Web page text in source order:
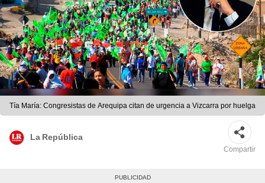
Tía María: Congresistas de Arequipa citan de urgencia a Vizcarra por huelga
La República
Compartir